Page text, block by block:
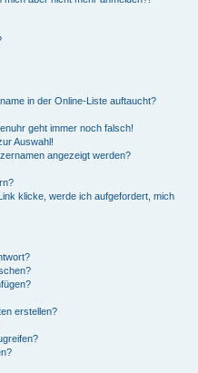
in der Online-Liste auftaucht?
geht immer noch falsch!
Auswahl!
angezeigt werden?
klicke, werde ich aufgefordert, mich
erstellen?